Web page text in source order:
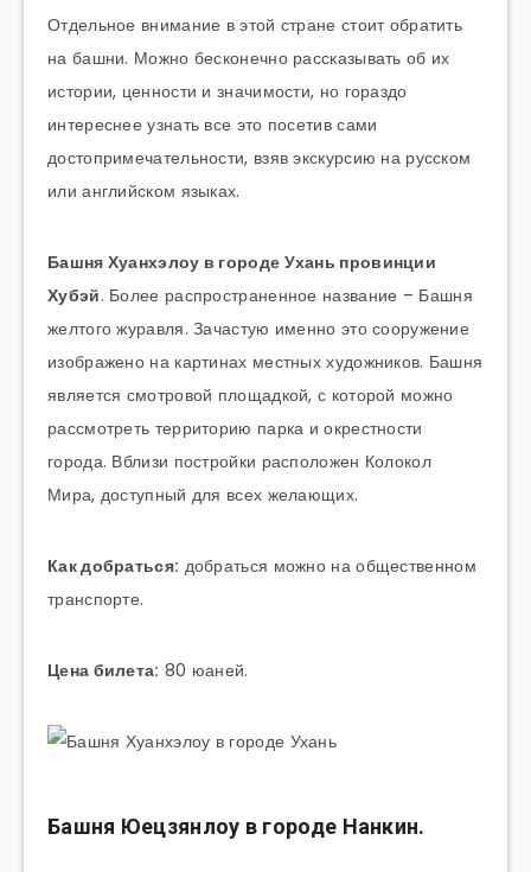
Отдельное внимание в этой стране стоит обратить
на башни. Можно бесконечно рассказывать об их
истории, ценности и значимости, но гораздо
интереснее узнать все это посетив сами
достопримечательности, взяв экскурсию на русском
или английском языках.
Башня Хуанхэлоу в городе Ухань провинции
Хубэй. Более распространенное название – Башня
желтого журавля. Зачастую именно это сооружение
изображено на картинах местных художников. Башня
является смотровой площадкой, с которой можно
рассмотреть территорию парка и окрестности
города. Вблизи постройки расположен Колокол
Мира, доступный для всех желающих.
Как добраться: добраться можно на общественном
транспорте.
Цена билета: 80 юаней.
Башня Юецзянлоу в городе Нанкин.